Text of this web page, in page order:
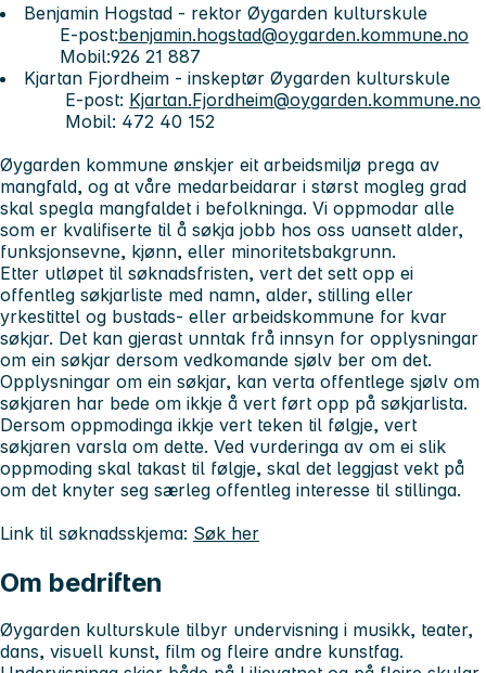
Benjamin Hogstad - rektor Øygarden kulturskule
E-post:benjamin.hogstad@oygarden.kommune.no
Mobil:926 21 887
Kjartan Fjordheim - inskeptør Øygarden kulturskule
E-post: Kjartan.Fjordheim@oygarden.kommune.no
Mobil: 472 40 152
Øygarden kommune ønskjer eit arbeidsmiljø prega av
mangfald, og at våre medarbeidarar i størst mogleg grad
skal spegla mangfaldet i befolkninga. Vi oppmodar alle
som er kvalifiserte til å søkja jobb hos oss uansett alder,
funksjonsevne, kjønn, eller minoritetsbakgrunn.
Etter utløpet til søknadsfristen, vert det sett opp ei
offentleg søkjarliste med namn, alder, stilling eller
yrkestittel og bustads- eller arbeidskommune for kvar
søkjar. Det kan gjerast unntak frå innsyn for opplysningar
om ein søkjar dersom vedkomande sjølv ber om det.
Opplysningar om ein søkjar, kan verta offentlege sjølv om
søkjaren har bede om ikkje å vert ført opp på søkjarlista.
Dersom oppmodinga ikkje vert teken til følgje, vert
søkjaren varsla om dette. Ved vurderinga av om ei slik
oppmoding skal takast til følgje, skal det leggjast vekt på
om det knyter seg særleg offentleg interesse til stillinga.
Link til søknadsskjema: Søk her
Om bedriften
Øygarden kulturskule tilbyr undervisning i musikk, teater,
dans, visuell kunst, film og fleire andre kunstfag.